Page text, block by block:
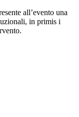
all’evento una
in primis i